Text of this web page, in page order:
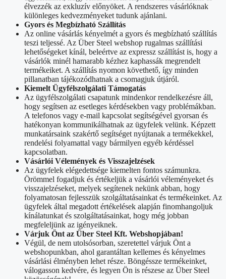
élvezzék az exkluzív előnyöket. A rendszeres vásárlóknak
különleges kedvezményeket tudunk ajánlani.
Gyors és Megbízható Szállítás
Az online vásárlás kényelmét a gyors és megbízható szállítás
teszi teljessé. Az Über Steel webshop rugalmas szállítási
lehetőségeket kínál, beleértve az expressz szállítást is, hogy a
vásárlók minél hamarabb kézhez kaphassák megrendelt
termékeiket. A szállítás nyomon követhető, így minden
pillanatban tájékozódhatnak a csomagjuk útjáról.
Kiemelt Ügyfélszolgálati Támogatás
Az ügyfélszolgálati csapatunk mindenkor rendelkezésre áll,
hogy segítsen az esetleges kérdésekben vagy problémákban.
A telefonos vagy e-mail kapcsolat segítségével gyorsan és
hatékonyan kommunikálhatnak az ügyfelek velünk. Képzett
munkatársaink szakértő segítséget nyújtanak a termékekkel,
rendelési folyamattal vagy bármilyen egyéb kérdéssel
kapcsolatban.
Vásárlói Vélemények és Visszajelzések
Az ügyfelek elégedettsége kiemelten fontos számunkra.
Örömmel fogadjuk és értékeljük a vásárlói véleményeket és
visszajelzéseket, melyek segítenek nekünk abban, hogy
folyamatosan fejlesszük szolgáltatásainkat és termékeinket. Az
ügyfelek által megadott értékelések alapján finomhangoljuk
kínálatunkat és szolgáltatásainkat, hogy még jobban
megfeleljünk az igényeiknek.
Várjuk Önt az Über Steel Kft. Webshopjában!
Végül, de nem utolsósorban, szeretettel várjuk Önt a
webshopunkban, ahol garantáltan kellemes és kényelmes
vásárlási élményben lehet része. Böngéssze termékeinket,
válogasson kedvére, és legyen Ön is részese az Über Steel